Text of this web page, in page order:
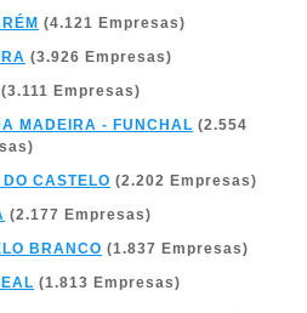
(4.121 Empresas)
(3.926 Empresas)
(3.111 Empresas)
MADEIRA - FUNCHAL (2.554
CASTELO (2.202 Empresas)
(2.177 Empresas)
BRANCO (1.837 Empresas)
(1.813 Empresas)